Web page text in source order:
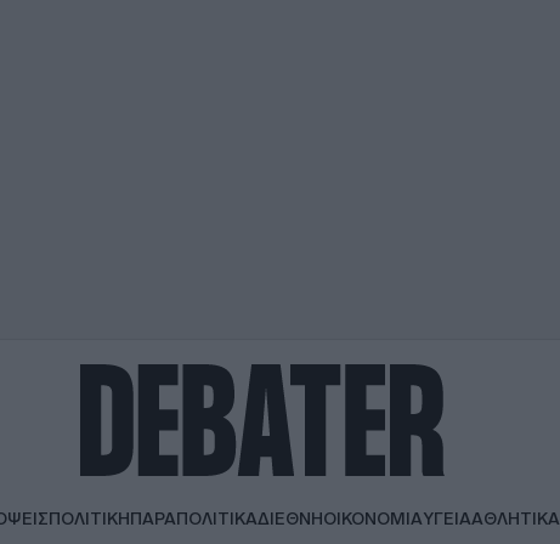
ΠΟΛΙΤΙΚΗΠΑΡΑΠΟΛΙΤΙΚΑΔΙΕΘΝΗΟΙΚΟΝΟΜΙΑΥΓΕΙΑΑΘΛΗΤΙΚΑ